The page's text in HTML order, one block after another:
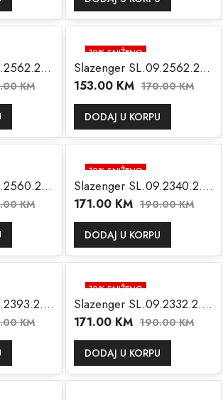
Slazenger SL.09.2562.2.05
KM
10% SNIŽENO
Slazenger SL.09.2562.2.03
153.00 KM 170.00KM
DODAJ U KORPU
Slazenger SL.09.2560.2.05
KM
10% SNIŽENO
Slazenger SL.09.2340.2.03
171.00 KM 190.00KM
DODAJ U KORPU
Slazenger SL.09.2393.2.07
KM
10% SNIŽENO
Slazenger SL.09.2332.2.04
171.00 KM 190.00KM
DODAJ U KORPU